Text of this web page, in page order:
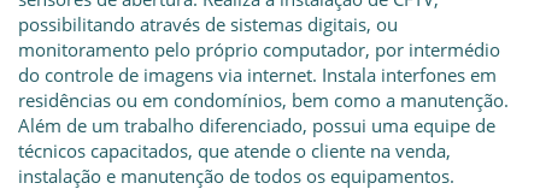
possibilitando através de sistemas digitais, ou
monitoramento pelo próprio computador, por intermédio
do controle de imagens via internet. Instala interfones em
residências ou em condomínios, bem como a manutenção.
Além de um trabalho diferenciado, possui uma equipe de
técnicos capacitados, que atende o cliente na venda,
instalação e manutenção de todos os equipamentos.